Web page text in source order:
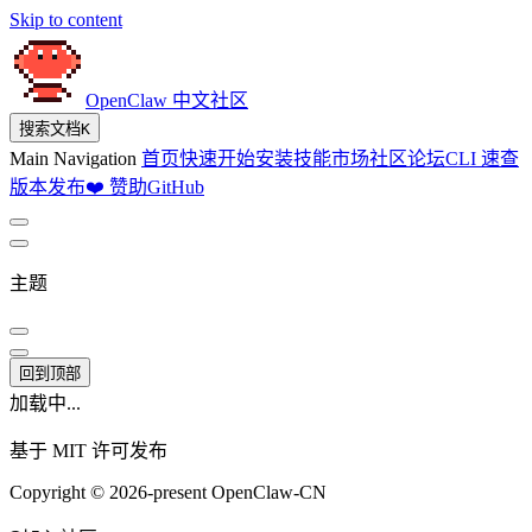
Skip to content
OpenClaw 中文社区
搜索文档K
Main Navigation 首页快速开始安装技能市场社区论坛CLI 速查
版本发布❤️ 赞助GitHub
主题
回到顶部
加载中...
基于 MIT 许可发布
Copyright © 2026-present OpenClaw-CN